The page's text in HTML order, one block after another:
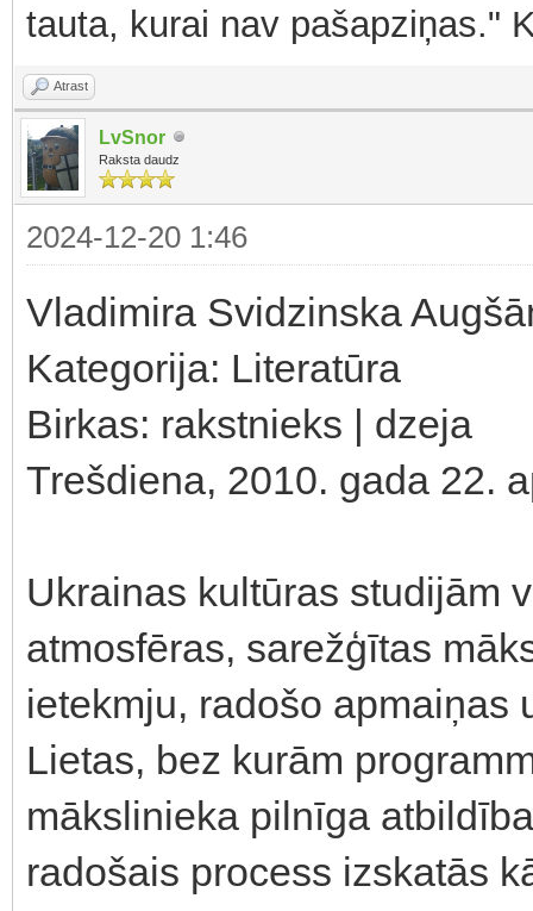
tauta, kurai nav pašapziņas."
Atrast
LvSnor
Raksta daudz
2024-12-20 1:46
Vladimira Svidzinska
Kategorija: Literatūra
Birkas: rakstnieks | dzeja
Trešdiena, 2010. gada 22.
Ukrainas kultūras studijām
atmosfēras, sarežģītas
ietekmju, radošo apmaiņas
Lietas, bez kurām
mākslinieka pilnīga
radošais process izskatās